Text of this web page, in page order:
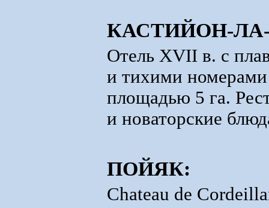
КАСТИЙОН-
Отель XVII в. с
и тихими номерами
площадью 5 га.
и новаторские
ПОЙЯК:
Chateau de